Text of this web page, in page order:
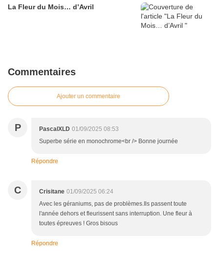
La Fleur du Mois… d’Avril
Commentaires
Ajouter un commentaire
P PascalXLD 01/09/2025 08:53
Superbe série en monochrome<br /> Bonne journée
Répondre
C Crisitane 01/09/2025 06:24
Avec les géraniums, pas de problèmes.Ils passent toute
l'année dehors et fleurissent sans interruption. Une fleur à
toutes épreuves ! Gros bisous
Répondre